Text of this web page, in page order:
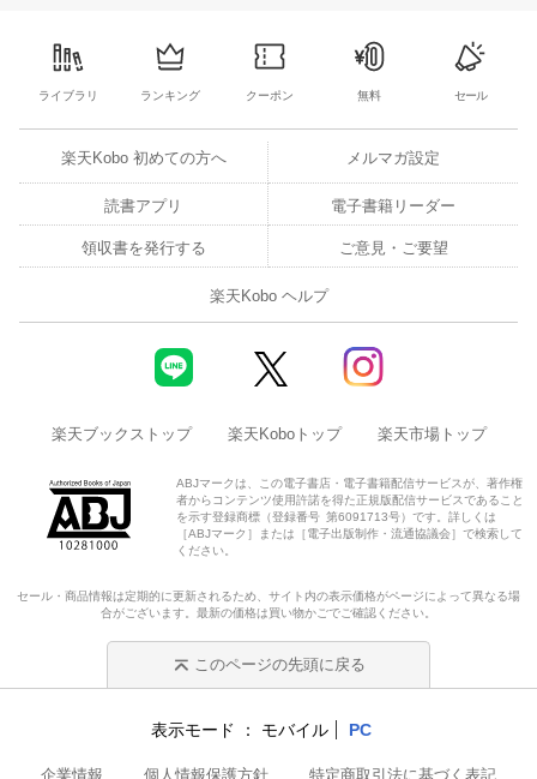
ライブラリ ランキング クーポン 無料 セール
楽天Kobo 初めての方へ メルマガ設定
読書アプリ 電子書籍リーダー
領収書を発行する ご意見・ご要望
楽天Kobo ヘルプ
楽天ブックストップ 楽天Koboトップ 楽天市場トップ
ABJマークは、この電子書店・電子書籍配信サービスが、著作権
者からコンテンツ使用許諾を得た正規版配信サービスであること
を示す登録商標（登録番号 第6091713号）です。詳しくは
［ABJマーク］または［電子出版制作・流通協議会］で検索して
ください。
セール・商品情報は定期的に更新されるため、サイト内の表示価格がページによって異なる場
合がございます。最新の価格は買い物かごでご確認ください。
このページの先頭に戻る
表示モード モバイル PC
企業情報 個人情報保護方針 特定商取引法に基づく表記